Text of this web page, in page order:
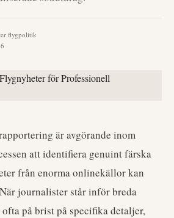
flygpolitik
är avgörande inom
att identifiera genuint färska
från enorma onlinekällor kan
journalister står inför breda
på brist på specifika detaljer,